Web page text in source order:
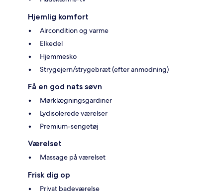
Hjemlig komfort
Aircondition og varme
Elkedel
Hjemmesko
Strygejern/strygebræt (efter anmodning)
Få en god nats søvn
Mørklægningsgardiner
Lydisolerede værelser
Premium-sengetøj
Værelset
Massage på værelset
Frisk dig op
Privat badeværelse